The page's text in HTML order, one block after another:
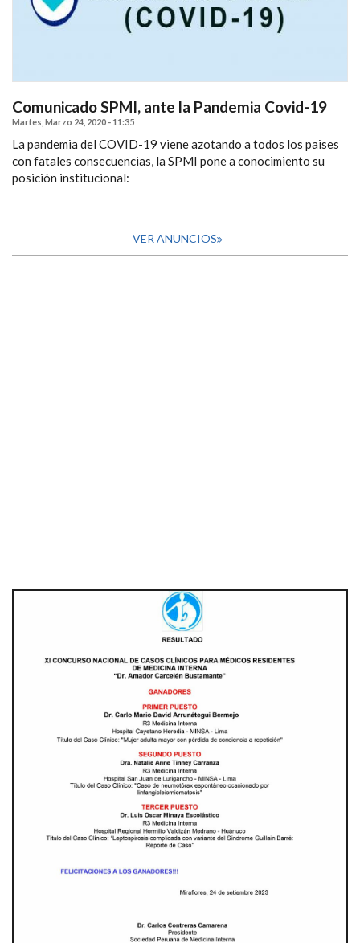
Comunicado SPMI, ante la Pandemia Covid-19
Martes, Marzo 24, 2020 - 11:35
La pandemia del COVID-19 viene azotando a todos los paises
con fatales consecuencias, la SPMI pone a conocimiento su
posición institucional:
VER ANUNCIOS